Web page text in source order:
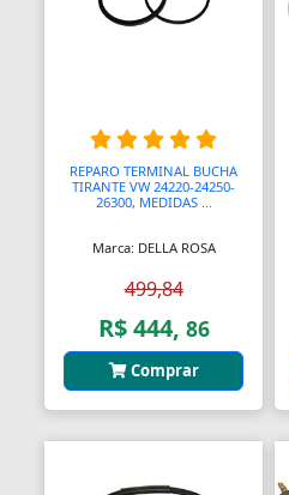
Blocos Ópticos
Bobinadeiras
Bobinas
Bobinas de Ignição
Bobinas para Máquinas
REPARO TERMINAL BUCHA
TIRANTE VW 24220-24250-
26300, MEDIDAS ...
Marca: DELLA ROSA
499,84
R$ 444, 86
Comprar